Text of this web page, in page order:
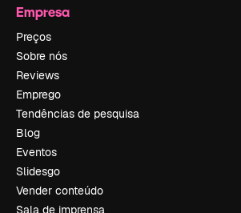
Empresa
Preços
Sobre nós
Reviews
Emprego
Tendências de pesquisa
Blog
Eventos
Slidesgo
Vender conteúdo
Sala de imprensa